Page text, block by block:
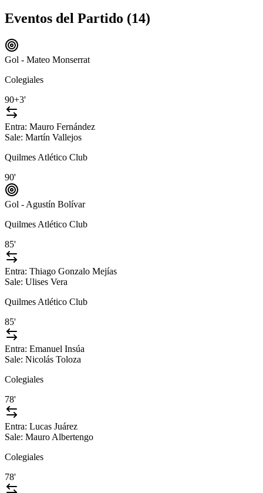
Eventos del Partido (14)
Gol - Mateo Monserrat
Colegiales
90+3'
Entra: Mauro Fernández
Sale: Martín Vallejos
Quilmes Atlético Club
90'
Gol - Agustín Bolívar
Quilmes Atlético Club
85'
Entra: Thiago Gonzalo Mejías
Sale: Ulises Vera
Quilmes Atlético Club
85'
Entra: Emanuel Insúa
Sale: Nicolás Toloza
Colegiales
78'
Entra: Lucas Juárez
Sale: Mauro Albertengo
Colegiales
78'